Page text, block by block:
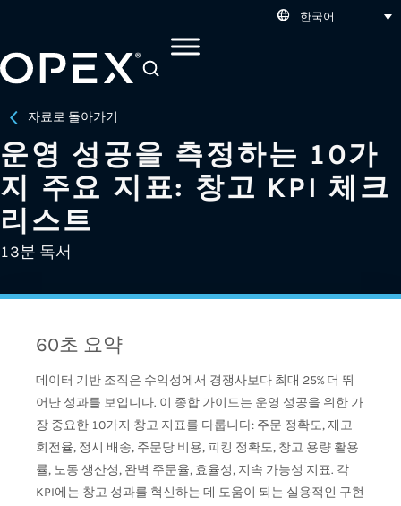
한국어
자료로 돌아가기
운영 성공을 측정하는 10가
지 주요 지표: 창고 KPI 체크
리스트
13분 독서
60초 요약
데이터 기반 조직은 수익성에서 경쟁사보다 최대 25% 더 뛰
어난 성과를 보입니다. 이 종합 가이드는 운영 성공을 위한 가
장 중요한 10가지 창고 지표를 다룹니다: 주문 정확도, 재고
회전율, 정시 배송, 주문당 비용, 피킹 정확도, 창고 용량 활용
률, 노동 생산성, 완벽 주문율, 효율성, 지속 가능성 지표. 각
KPI에는 창고 성과를 혁신하는 데 도움이 되는 실용적인 구현